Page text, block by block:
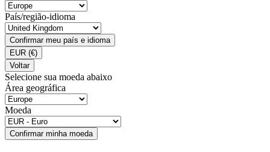
País/região-idioma
Confirmar meu país e idioma
EUR (€)
Voltar
Selecione sua moeda abaixo
Área geográfica
Moeda
Confirmar minha moeda